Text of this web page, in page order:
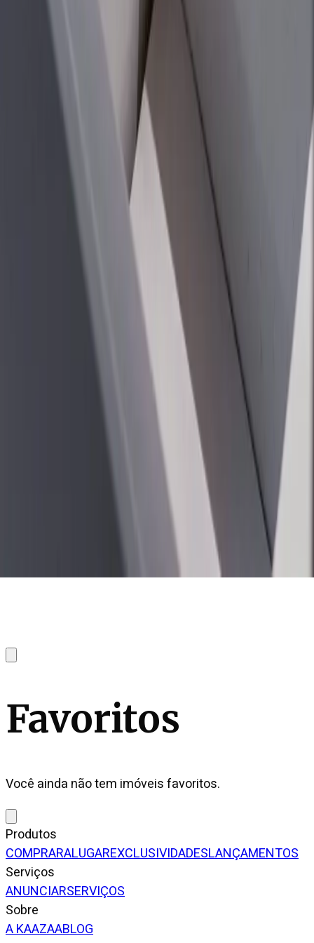
Favoritos
Você ainda não tem imóveis favoritos.
Produtos
COMPRARALUGAREXCLUSIVIDADESLANÇAMENTOS
Serviços
ANUNCIARSERVIÇOS
Sobre
A KAAZAABLOG